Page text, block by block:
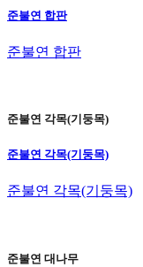
준불연 합판
준불연 합판
준불연 각목(기둥목)
준불연 각목(기둥목)
준불연 각목(기둥목)
준불연 대나무